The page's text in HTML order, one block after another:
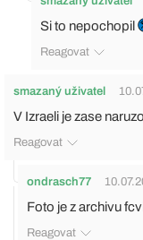
Si to nepochopil
Reagovat
smazaný uživatel
V Izraeli je zase
Reagovat
ondrasch77
Foto je z archivu
Reagovat